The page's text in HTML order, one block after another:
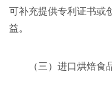
可补充提供专利证书或
益。
（三）进口烘焙食